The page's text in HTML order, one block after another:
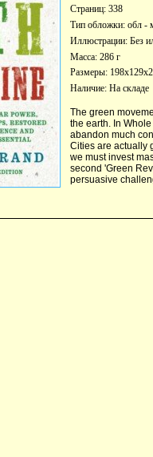
Страниц: 338
Тип обложки: обл -
Иллюстрации: Без
Масса: 286 г
Размеры:
Наличие: На складе
The green
the earth. In
abandon much
Cities are actually
we must invest
second 'Green
persuasive